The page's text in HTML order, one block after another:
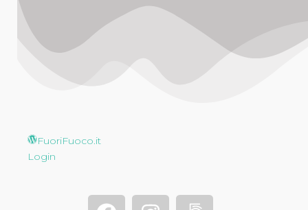
FuoriFuoco.it
Login